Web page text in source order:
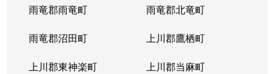
雨竜郡雨竜町 雨竜郡北竜町
雨竜郡沼田町 上川郡鷹栖町
上川郡東神楽町 上川郡当麻町